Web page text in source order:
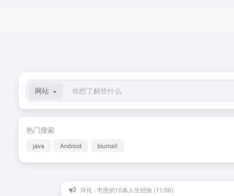
网站
热门搜索
java Android biumall
拜伦 · 韦恩的10条人生经验 (11/06)